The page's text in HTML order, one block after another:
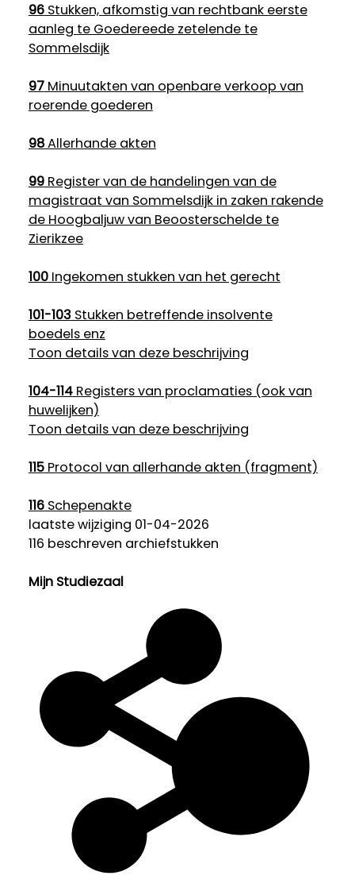
96Stukken, afkomstig van rechtbank eerste
aanleg te Goedereede zetelende te
Sommelsdijk
97Minuutakten van openbare verkoop van
roerende goederen
98Allerhande akten
99Register van de handelingen van de
magistraat van Sommelsdijk in zaken rakende
de Hoogbaljuw van Beoosterschelde te
Zierikzee
100Ingekomen stukken van het gerecht
101-103Stukken betreffende insolvente
boedels enz
Toon details van deze beschrijving
104-114Registers van proclamaties (ook van
huwelijken)
Toon details van deze beschrijving
115Protocol van allerhande akten (fragment)
116Schepenakte
laatste wijziging 01-04-2026
116 beschreven archiefstukken
Mijn Studiezaal